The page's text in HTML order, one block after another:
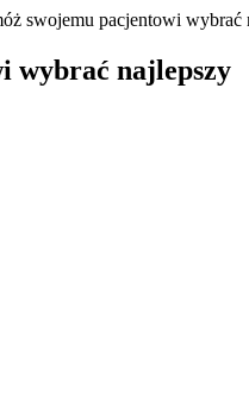
swojemu pacjentowi wybrać
wybrać najlepszy